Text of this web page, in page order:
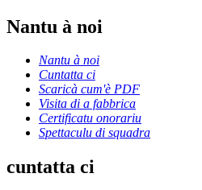
Nantu à noi
Nantu à noi
Cuntatta ci
Scaricà cum'è PDF
Visita di a fabbrica
Certificatu onorariu
Spettaculu di squadra
cuntatta ci